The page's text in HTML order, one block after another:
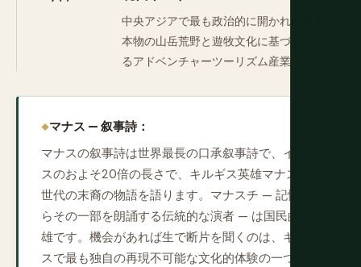
中央アジアで最も政治的に開かれた国家。
本物の山岳荒野と遊牧文化に基づく成長す
るアドベンチャーツーリズム産業。
マナス — 叙事詩：
マナスの叙事詩は世界最長の口承叙事詩で、イリア
スのおよそ20倍の長さで、キルギス英雄マナスと3
世代の末裔の物語を語ります。マナスチ — 記憶か
らその一部を朗誦する伝統的な演者 — は国民的英
雄です。機会があれば生で断片を聞くのは、キルギ
スで最も独自の再現不可能な文化的体験の一つで